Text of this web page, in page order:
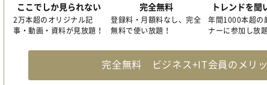
ここでしか見られない
2万本超のオリジナル記
事・動画・資料が見放題！
完全無料
登録料・月額料なし、完全
無料で使い放題！
トレンドを聞
年間1000本超の
ナーに参加し放
完全無料 ビジネス+IT会員のメリ